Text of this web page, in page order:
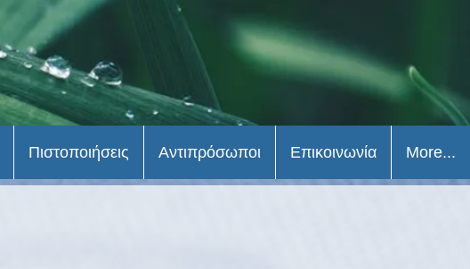
Πιστοποιήσεις Αντιπρόσωποι Επικοινωνία More...